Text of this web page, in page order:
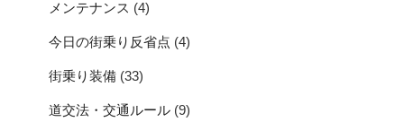
メンテナンス (4)
今日の街乗り反省点 (4)
街乗り装備 (33)
道交法・交通ルール (9)